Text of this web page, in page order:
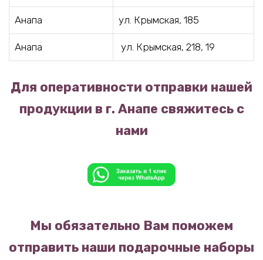
Анапа ул. Крымская, 185
Анапа ул. Крымская, 218, 19
Для оперативности отправки нашей
продукции в г. Анапе свяжитесь с
нами
Мы обязательно Вам поможем
отправить наши подарочные наборы